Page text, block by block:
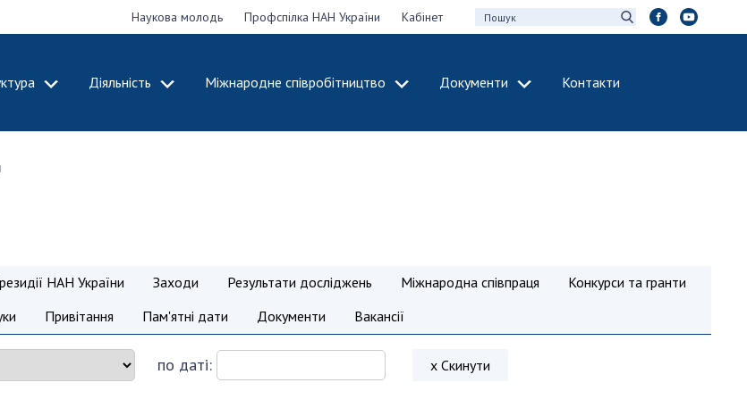
Наукова молодь Профспілка НАН України Кабінет
Діяльність Міжнародне співробітництво Документи Контакти
математичних
Секція хімічних і
біологічних наук
Секція суспільних
Наукові публікації та видавнича
діяльність
Охорона прав інтелектуальної
власності та трансфер
технологій в наукових установах
СПІВРОБІТНИЦТВО
програми та
НАН України Заходи Результати досліджень Міжнародна співпраця
Конкурси та гранти
Привітання Пам'ятні дати Документи Вакансії
по даті: х Скинути